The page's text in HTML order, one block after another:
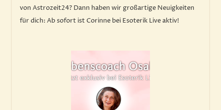
von Astrozeit24? Dann haben wir großartige Neuigkeiten
für dich: Ab sofort ist Corinne bei Esoterik Live aktiv!